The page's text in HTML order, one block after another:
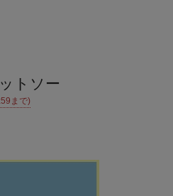
トソー
まで)